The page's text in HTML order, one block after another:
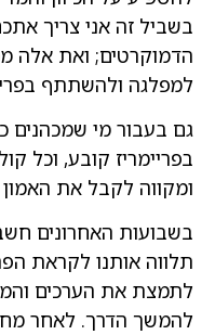
בשביל זה אני צריך
הדמוקרטים; ואת אלה
למפלגה ולהשתתף
גם בעבור מי שמכהנים
בפריימריז קובע, וכל
ומקווה לקבל את
בשבועות האחרונים
תלווה אותנו לקראת
לתמצת את הערכים
להמשך הדרך. לאחר